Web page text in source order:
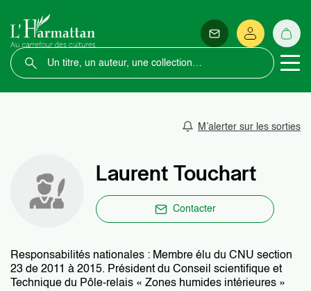
M’alerter sur les sorties
Laurent Touchart
Contacter
Responsabilités nationales : Membre élu du CNU section
23 de 2011 à 2015. Président du Conseil scientifique et
Technique du Pôle-relais « Zones humides intérieures »